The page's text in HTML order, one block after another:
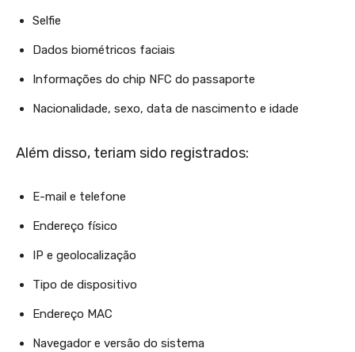
Selfie
Dados biométricos faciais
Informações do chip NFC do passaporte
Nacionalidade, sexo, data de nascimento e idade
Além disso, teriam sido registrados:
E-mail e telefone
Endereço físico
IP e geolocalização
Tipo de dispositivo
Endereço MAC
Navegador e versão do sistema